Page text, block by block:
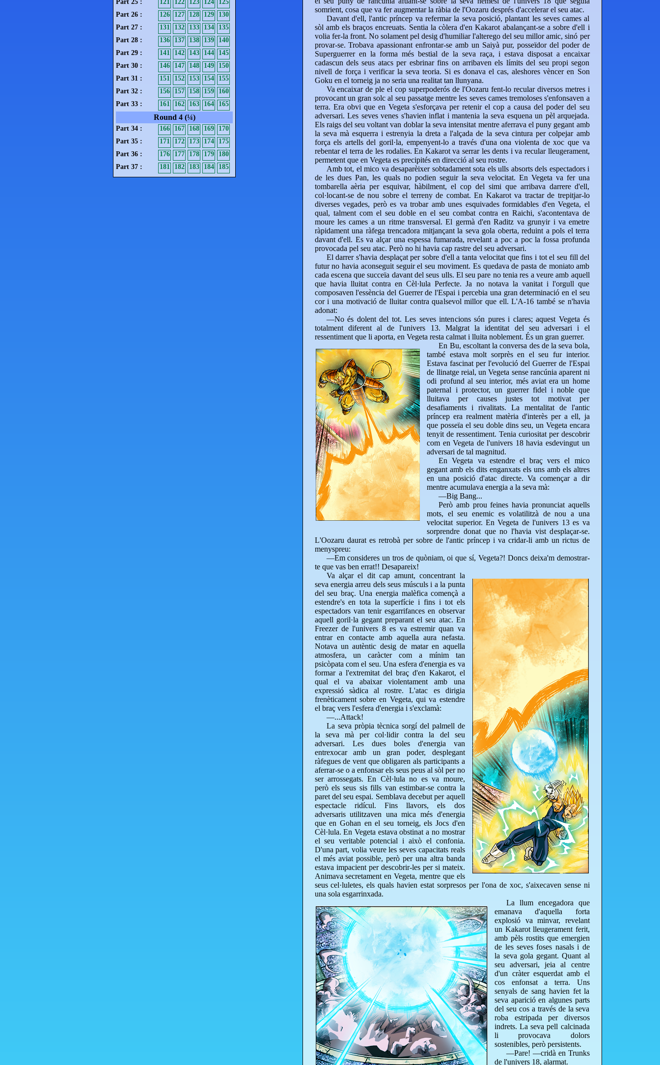
Part 25 : 121 122 123 124
125
Part 26 :
126 127 128 129
130
Part 27 :
131 132 133 134
135
Part 28 :
136 137 138 139
140
Part 29 :
141 142 143 144
145
Part 30 :
146 147 148 149
150
Part 31 :
151 152 153 154
155
Part 32 :
156 157 158 159
160
Part 33 :
161 162 163 164 165
Round 4 (¼)
Part 34 : 166 167 168 169
170
Part 35 :
171 172 173 174
175
Part 36 :
176 177 178 179
180
Part 37 :
181 182 183 184 185
somrient, cosa que va fer augmentar la ràbia de l'Oozaru després d'accelerar el seu atac.
Davant d'ell, l'antic príncep va refermar la seva posició, plantant les seves cames al
sòl amb els braços encreuats. Sentia la còlera d'en Kakarot abalançant-se a sobre d'ell i
volia fer-la front. No solament pel desig d'humiliar l'alterego del seu millor amic, sinó per
provar-se. Trobava apassionant enfrontar-se amb un Saiyà pur, posseïdor del poder de
Superguerrer en la forma més bestial de la seva raça, i estava disposat a encaixar
cadascun dels seus atacs per esbrinar fins on arribaven els límits del seu propi segon
nivell de força i verificar la seva teoria. Si es donava el cas, aleshores vèncer en Son
Goku en el torneig ja no seria una realitat tan llunyana.
Va encaixar de ple el cop superpoderós de l'Oozaru fent-lo recular diversos metres i
provocant un gran solc al seu passatge mentre les seves cames tremoloses s'enfonsaven a
terra. Era obvi que en Vegeta s'esforçava per retenir el cop a causa del poder del seu
adversari. Les seves venes s'havien inflat i mantenia la seva esquena un pèl arquejada.
Els raigs del seu voltant van doblar la seva intensitat mentre aferrava el puny gegant amb
la seva mà esquerra i estrenyia la dreta a l'alçada de la seva cintura per colpejar amb
força els artells del goril·la, empenyent-lo a través d'una ona violenta de xoc que va
rebentar el terra de les rodalies. En Kakarot va serrar les dents i va recular lleugerament,
permetent que en Vegeta es precipités en direcció al seu rostre.
Amb tot, el mico va desaparèixer sobtadament sota els ulls absorts dels espectadors i
de les dues Pan, les quals no podien seguir la seva velocitat. En Vegeta va fer una
tombarella aèria per esquivar, hàbilment, el cop del simi que arribava darrere d'ell,
col·locant-se de nou sobre el terreny de combat. En Kakarot va tractar de trepitjar-lo
diverses vegades, però es va trobar amb unes esquivades formidables d'en Vegeta, el
qual, talment com el seu doble en el seu combat contra en Raichi, s'acontentava de
moure les cames a un ritme transversal. El germà d'en Raditz va grunyir i va emetre
ràpidament una ràfega trencadora mitjançant la seva gola oberta, reduint a pols el terra
davant d'ell. Es va alçar una espessa fumarada, revelant a poc a poc la fossa profunda
provocada pel seu atac. Però no hi havia cap rastre del seu adversari.
El darrer s'havia desplaçat per sobre d'ell a tanta velocitat que fins i tot el seu fill del
futur no havia aconseguit seguir el seu moviment. Es quedava de pasta de moniato amb
cada escena que succeïa davant del seus ulls. El seu pare no tenia res a veure amb aquell
que havia lluitat contra en Cèl·lula Perfecte. Ja no notava la vanitat i l'orgull que
composaven l'essència del Guerrer de l'Espai i percebia una gran determinació en el seu
cor i una motivació de lluitar contra qualsevol millor que ell. L'A-16 també se n'havia
adonat:
—No és dolent del tot. Les seves intencions són pures i clares; aquest Vegeta és
totalment diferent al de l'univers 13. Malgrat la identitat del seu adversari i el
ressentiment que li aporta, en Vegeta resta calmat i lluita noblement. És un gran guerrer.
En Bu, escoltant la conversa des de la seva bola,
també estava molt sorprès en el seu fur interior.
Estava fascinat per l'evolució del Guerrer de l'Espai
de llinatge reial, un Vegeta sense rancúnia aparent ni
odi profund al seu interior, més aviat era un home
paternal i protector, un guerrer fidel i noble que
lluitava per causes justes tot motivat per
desafiaments i rivalitats. La mentalitat de l'antic
príncep era realment matèria d'interès per a ell, ja
que posseïa el seu doble dins seu, un Vegeta encara
tenyit de ressentiment. Tenia curiositat per descobrir
com en Vegeta de l'univers 18 havia esdevingut un
adversari de tal magnitud.
En Vegeta va estendre el braç vers el mico
gegant amb els dits enganxats els uns amb els altres
en una posició d'atac directe. Va començar a dir
mentre acumulava energia a la seva mà:
—Big Bang...
Però amb prou feines havia pronunciat aquells
mots, el seu enemic es volatilitzà de nou a una
velocitat superior. En Vegeta de l'univers 13 es va
sorprendre donat que no l'havia vist desplaçar-se.
L'Oozaru daurat es retrobà per sobre de l'antic príncep i va cridar-li amb un rictus de
menyspreu:
—Em consideres un tros de quòniam, oi que sí, Vegeta?! Doncs deixa'm demostrar-
te que vas ben errat!! Desapareix!
Va alçar el dit cap amunt, concentrant la
seva energia arreu dels seus músculs i a la punta
del seu braç. Una energia malèfica començà a
estendre's en tota la superfície i fins i tot els
espectadors van tenir esgarrifances en observar
aquell goril·la gegant preparant el seu atac. En
Freezer de l'univers 8 es va estremir quan va
entrar en contacte amb aquella aura nefasta.
Notava un autèntic desig de matar en aquella
atmosfera, un caràcter com a mínim tan
psicòpata com el seu. Una esfera d'energia es va
formar a l'extremitat del braç d'en Kakarot, el
qual el va abaixar violentament amb una
expressió sàdica al rostre. L'atac es dirigia
frenèticament sobre en Vegeta, qui va estendre
el braç vers l'esfera d'energia i s'exclamà:
—...Attack!
La seva pròpia tècnica sorgí del palmell de
la seva mà per col·lidir contra la del seu
adversari. Les dues boles d'energia van
entrexocar amb un gran poder, desplegant
ràfegues de vent que obligaren als participants a
aferrar-se o a enfonsar els seus peus al sòl per no
ser arrossegats. En Cèl·lula no es va moure,
però els seus sis fills van estimbar-se contra la
paret del seu espai. Semblava decebut per aquell
espectacle ridícul. Fins llavors, els dos
adversaris utilitzaven una mica més d'energia
que en Gohan en el seu torneig, els Jocs d'en
Cèl·lula. En Vegeta estava obstinat a no mostrar
el seu veritable potencial i això el confonia.
D'una part, volia veure les seves capacitats reals
el més aviat possible, però per una altra banda
estava impacient per descobrir-les per si mateix.
Animava secretament en Vegeta, mentre que els
seus cel·luletes, els quals havien estat sorpresos per l'ona de xoc, s'aixecaven sense ni
una sola esgarrinxada.
La llum encegadora que
emanava d'aquella forta
explosió va minvar, revelant
un Kakarot lleugerament ferit,
amb pèls rostits que emergien
de les seves foses nasals i de
la seva gola gegant. Quant al
seu adversari, jeia al centre
d'un cràter esquerdat amb el
cos enfonsat a terra. Uns
senyals de sang havien fet la
seva aparició en algunes parts
del seu cos a través de la seva
roba estripada per diversos
indrets. La seva pell calcinada
li provocava dolors
sostenibles, però persistents.
—Pare! —cridà en Trunks
de l'univers 18, alarmat.